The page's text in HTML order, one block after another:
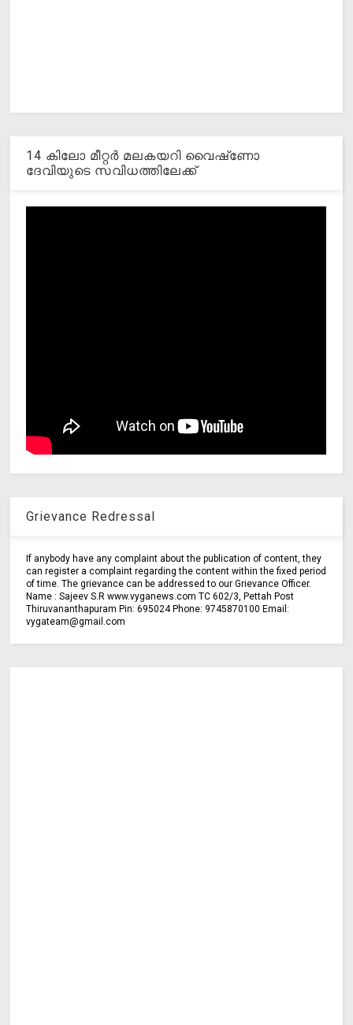
14 കിലോ മീറ്റര്‍ മലകയറി വൈഷ്‌ണോ
ദേവിയുടെ സവിധത്തിലേക്ക്
Grievance Redressal
If anybody have any complaint about the publication of content, they
can register a complaint regarding the content within the fixed period
of time. The grievance can be addressed to our Grievance Officer.
Name : Sajeev S.R www.vyganews.com TC 602/3, Pettah Post
Thiruvananthapuram Pin: 695024 Phone: 9745870100 Email:
vygateam@gmail.com